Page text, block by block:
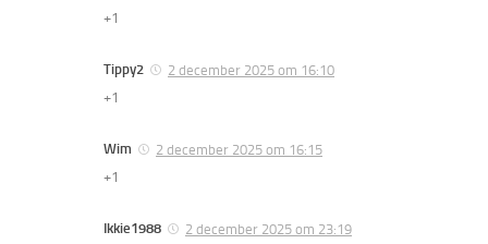
+1
Tippy2
2 december 2025 om 16:10
+1
Wim
2 december 2025 om 16:15
+1
Ikkie1988 2 december 2025 om 23:19